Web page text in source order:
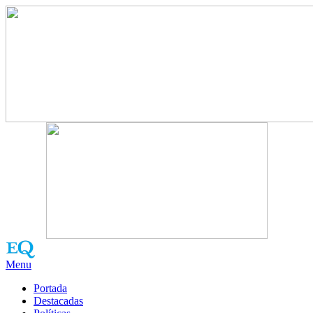
Menu
Portada
Destacadas